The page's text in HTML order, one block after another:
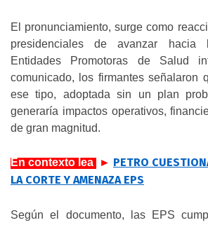
El pronunciamiento, surge como
presidenciales de avanzar
Entidades Promotoras de Salud
comunicado, los firmantes señalaron
ese tipo, adoptada sin un plan
generaría impactos operativos,
de gran magnitud.
En contexto lea ► PETRO
LA CORTE Y AMENAZA EPS
Según el documento, las EPS